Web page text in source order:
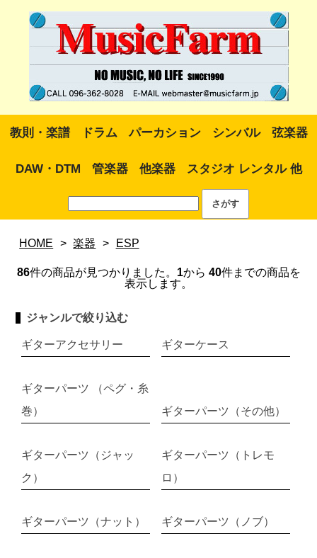
教則・楽譜 ドラム パーカション シンバル 弦楽器
DAW・DTM 管楽器 他楽器 スタジオ レンタル 他
HOME > 楽器 > ESP
86件の商品が見つかりました。 1から 40件までの商品を
表示します。
ジャンルで絞り込む
ギターアクセサリー ギターケース
ギターパーツ （ペグ・糸
巻）
ギターパーツ（その他）
ギターパーツ（ジャッ
ク）
ギターパーツ（トレモ
ロ）
ギターパーツ（ナット） ギターパーツ（ノブ）